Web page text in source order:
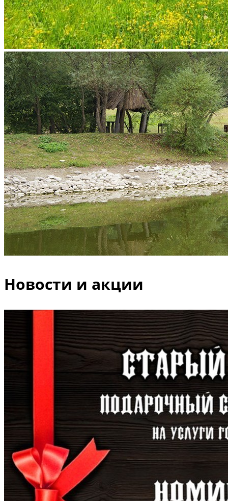
Новости и акции